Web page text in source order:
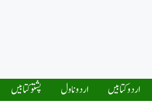
اردو کتابیں اردو ناول پشتو کتابیں